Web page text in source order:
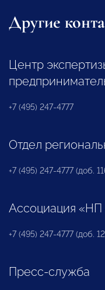
Другие
Центр
+7 (495) 247-4777
Отдел
+7 (495) 247-4777 (доб.
Ассоциация
+7 (495) 247-4777 (доб.
Пресс-служба